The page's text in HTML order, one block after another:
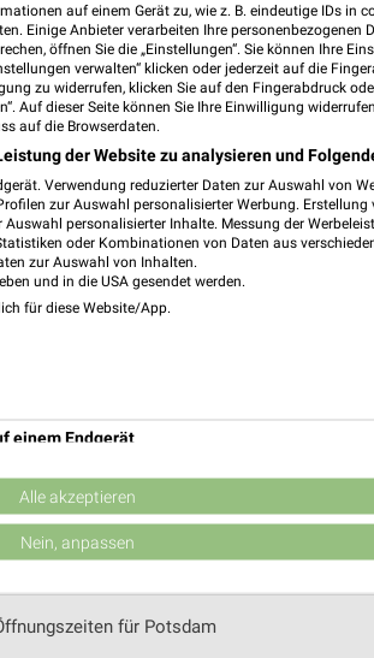
& Öffnungszeiten
& Angebote für Eberswalde
& Öffnungszeiten für Fürstenwalde
& Aktionen
& Aktionen für Eberswalde
für Potsdam
auf einem Gerät zu, wie z. B. eindeutige IDs in
Einige Anbieter verarbeiten Ihre personenbezogenen
öffnen Sie die „Einstellungen“. Sie können Ihre
verwalten“ klicken oder jederzeit auf die
zu widerrufen, klicken Sie auf den Fingerabdruck
Auf dieser Seite können Sie Ihre Einwilligung
auf die Browserdaten.
der Website zu analysieren und
Verwendung reduzierter Daten zur Auswahl von
zur Auswahl personalisierter Werbung. Erstellung
personalisierter Inhalte. Messung der
oder Kombinationen von Daten aus
zur Auswahl von Inhalten.
und in die USA gesendet werden.
für diese Website/App.
einem Endgerät
Inhalten
Alle akzeptieren
Nein, anpassen